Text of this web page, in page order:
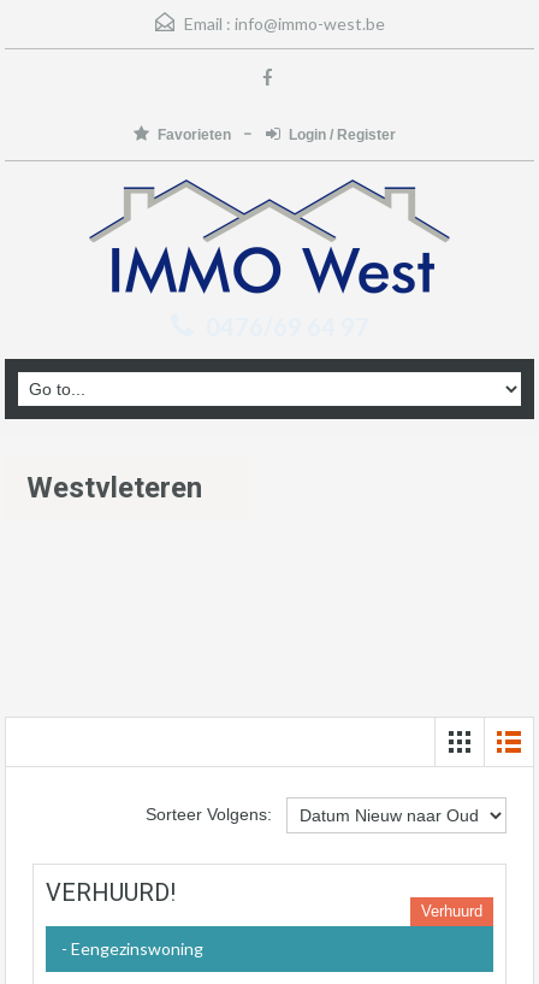
Email : info@immo-west.be
Favorieten Login / Register
Westvleteren
Sorteer Volgens:
VERHUURD!
Verhuurd
- Eengezinswoning